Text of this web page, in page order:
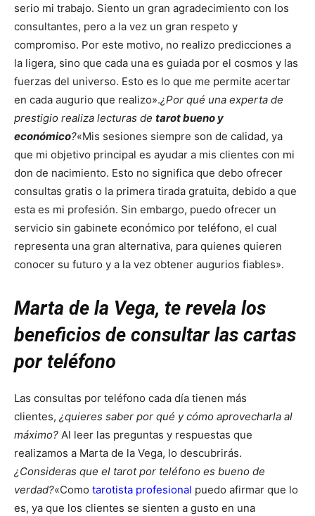
serio mi trabajo. Siento un gran agradecimiento con los
consultantes, pero a la vez un gran respeto y
compromiso. Por este motivo, no realizo predicciones a
la ligera, sino que cada una es guiada por el cosmos y las
fuerzas del universo. Esto es lo que me permite acertar
en cada augurio que realizo».¿Por qué una experta de
prestigio realiza lecturas de tarot bueno y
económico?«Mis sesiones siempre son de calidad, ya
que mi objetivo principal es ayudar a mis clientes con mi
don de nacimiento. Esto no significa que debo ofrecer
consultas gratis o la primera tirada gratuita, debido a que
esta es mi profesión. Sin embargo, puedo ofrecer un
servicio sin gabinete económico por teléfono, el cual
representa una gran alternativa, para quienes quieren
conocer su futuro y a la vez obtener augurios fiables».
Marta de la Vega, te revela los
beneficios de consultar las cartas
por teléfono
Las consultas por teléfono cada día tienen más
clientes, ¿quieres saber por qué y cómo aprovecharla al
máximo? Al leer las preguntas y respuestas que
realizamos a Marta de la Vega, lo descubrirás.
¿Consideras que el tarot por teléfono es bueno de
verdad?«Como tarotista profesional puedo afirmar que lo
es, ya que los clientes se sienten a gusto en una